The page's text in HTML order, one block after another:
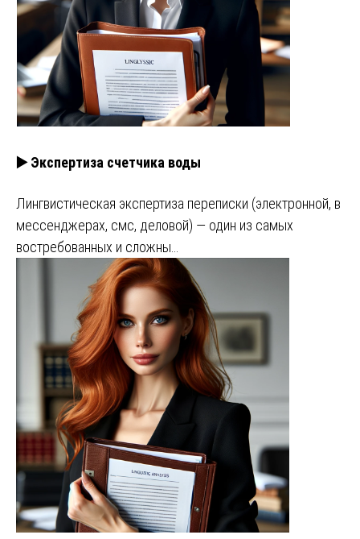
▶️ Экспертиза счетчика воды
Лингвистическая экспертиза переписки (электронной, в
мессенджерах, смс, деловой) — один из самых
востребованных и сложны…